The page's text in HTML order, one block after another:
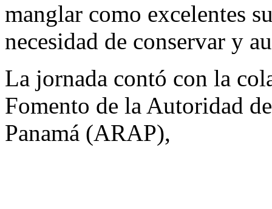
manglar como excelentes
necesidad de conservar y
La jornada contó con la
Fomento de la Autoridad
Panamá (ARAP),